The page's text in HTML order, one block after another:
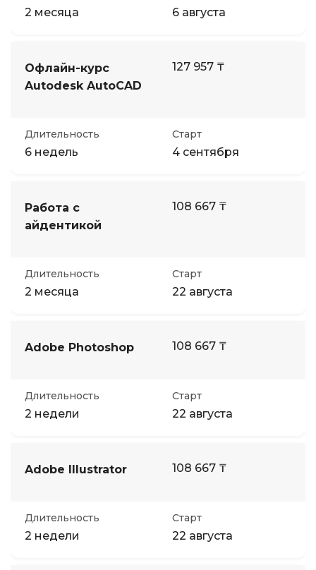
2 месяца 6 августа
Офлайн-курс
Autodesk AutoCAD
127 957 ₸
Длительность
6 недель
Старт
4 сентября
Работа с
айдентикой
108 667 ₸
Длительность
2 месяца
Старт
22 августа
Adobe Photoshop 108 667 ₸
Длительность
2 недели
Старт
22 августа
Adobe Illustrator 108 667 ₸
Длительность
2 недели
Старт
22 августа